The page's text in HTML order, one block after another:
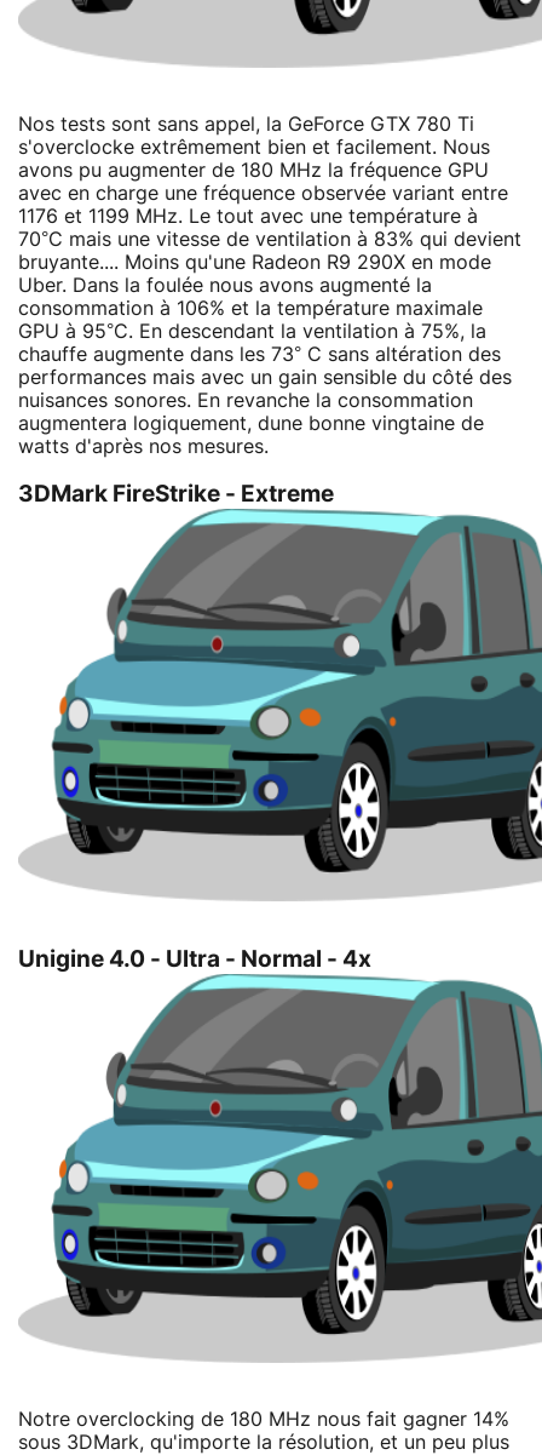
Nos tests sont sans appel, la GeForce GTX 780 Ti
s'overclocke extrêmement bien et facilement. Nous
avons pu augmenter de 180 MHz la fréquence GPU
avec en charge une fréquence observée variant entre
1176 et 1199 MHz. Le tout avec une température à
70°C mais une vitesse de ventilation à 83% qui devient
bruyante.... Moins qu'une Radeon R9 290X en mode
Uber. Dans la foulée nous avons augmenté la
consommation à 106% et la température maximale
GPU à 95°C. En descendant la ventilation à 75%, la
chauffe augmente dans les 73° C sans altération des
performances mais avec un gain sensible du côté des
nuisances sonores. En revanche la consommation
augmentera logiquement, dune bonne vingtaine de
watts d'après nos mesures.
3DMark FireStrike - Extreme
Unigine 4.0 - Ultra - Normal - 4x
Notre overclocking de 180 MHz nous fait gagner 14%
sous 3DMark, qu'importe la résolution, et un peu plus